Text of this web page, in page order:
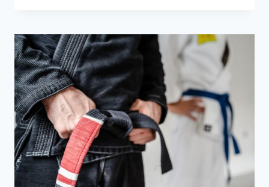
TRANÇADO:
CARACTERÍSTICAS
E
IMPORTÂNCIA
PARA
O
JIU-
JITSU